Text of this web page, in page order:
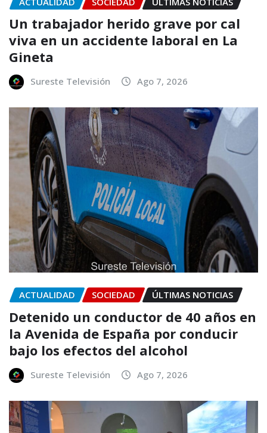
Un trabajador herido grave por cal
viva en un accidente laboral en La
Gineta
Sureste Televisión Ago 7, 2026
ACTUALIDAD SOCIEDAD ÚLTIMAS NOTICIAS
Detenido un conductor de 40 años en
la Avenida de España por conducir
bajo los efectos del alcohol
Sureste Televisión Ago 7, 2026